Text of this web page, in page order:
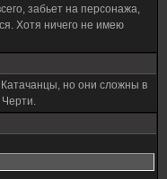
забьет на персонажа,
Хотя ничего не имею
но они сложны в